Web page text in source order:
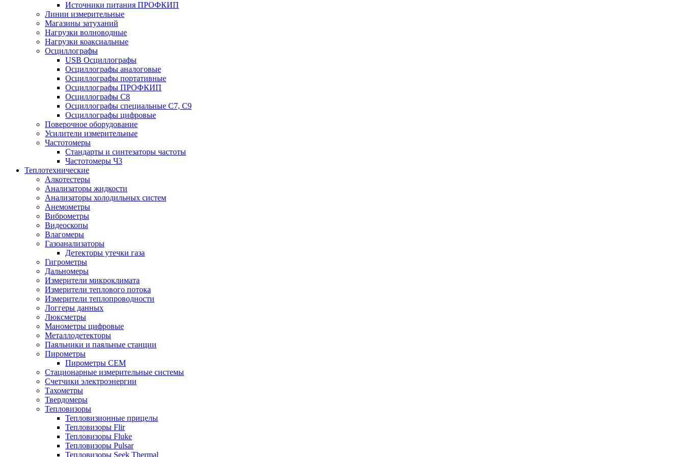
Источники питания ПРОФКИП
Линии измерительные
Магазины затуханий
Нагрузки волноводные
Нагрузки коаксиальные
Осциллографы
USB Осциллографы
Осциллографы аналоговые
Осциллографы портативные
Осциллографы ПРОФКИП
Осциллографы С8
Осциллографы специальные С7, С9
Осциллографы цифровые
Поверочное оборудование
Усилители измерительные
Частотомеры
Стандарты и синтезаторы частоты
Частотомеры Ч3
Теплотехнические
Алкотестеры
Анализаторы жидкости
Анализаторы холодильных систем
Анемометры
Виброметры
Видеоскопы
Влагомеры
Газоанализаторы
Детекторы утечки газа
Гигрометры
Дальномеры
Измерители микроклимата
Измерители теплового потока
Измерители теплопроводности
Логгеры данных
Люксметры
Манометры цифровые
Металлодетекторы
Паяльники и паяльные станции
Пирометры
Пирометры CEM
Стационарные измерительные системы
Счетчики электроэнергии
Тахометры
Твердомеры
Тепловизоры
Тепловизионные прицелы
Тепловизоры Flir
Тепловизоры Fluke
Тепловизоры Pulsar
Тепловизоры Seek Thermal